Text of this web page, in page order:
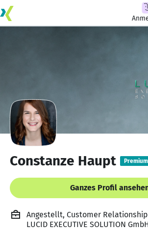
Constanze Haupt Premium
Ganzes Profil
Angestellt, Customer
LUCID EXECUTIVE SOLUTION